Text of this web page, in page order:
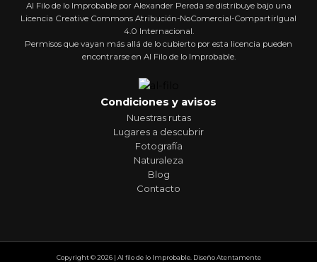
Al Filo de lo Improbable por Alexander Pereda se distribuye bajo una
Licencia Creative Commons Atribución-NoComercial-CompartirIgual
4.0 Internacional.
Permisos que vayan más allá de lo cubierto por esta licencia pueden
encontrarse en Al Filo de lo Improbable.
Condiciones y avisos
Nuestras rutas
Lugares a descubrir
Fotografía
Naturaleza
Blog
Contacto
Copyright © 2026 | Al filo de lo Improbable. Diseño Atentamente